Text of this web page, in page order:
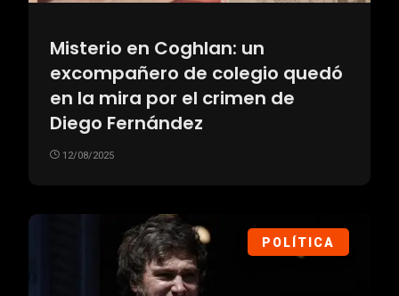
Misterio en Coghlan: un
excompañero de colegio quedó
en la mira por el crimen de
Diego Fernández
12/08/2025
POLÍTICA